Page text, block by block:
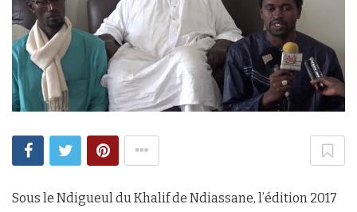
Sous le Ndigueul du Khalif de Ndiassane, l’édition 2017